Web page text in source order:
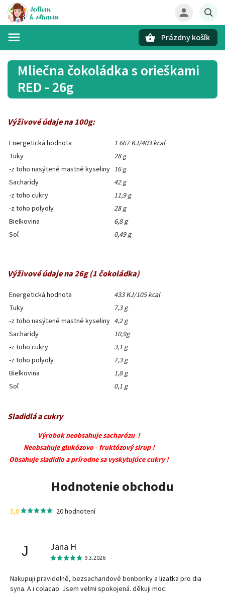
Prázdny košík
Mliečna čokoládka s orieškami
RED - 26g
Výživové údaje na 100g:
Energetická hodnota
1 667 KJ/403 kcal
Tuky
28 g
-z toho nasýtené mastné kyseliny 16 g
Sacharidy
42 g
-z toho cukry
11,9 g
-z toho polyoly
28 g
Bielkovina
6,8 g
Soľ
0,49 g
Výživové údaje na 26g (1 čokoládka)
Energetická hodnota
433 KJ/105 kcal
Tuky
7,3 g
-z toho nasýtené mastné kyseliny 4,2 g
Sacharidy
10,9g
-z toho cukry
3,1 g
-z toho polyoly
7,3 g
Bielkovina
1,8 g
Soľ
0,1 g
Sladidlá a cukry
Výrobok neobsahuje sacharózu !
Neobsahuje glukózovo - fruktózový sirup !
Obsahuje sladidlo a prírodne sa vyskytujúce cukry !
Hodnotenie obchodu
5,0 20 hodnotení
J Jana H
9.3.2026
Nakupuji pravidelně, bezsacharidové bonbonky a lizatka pro dia
syna. A i colacao. Jsem velmi spokojená. děkuji moc.